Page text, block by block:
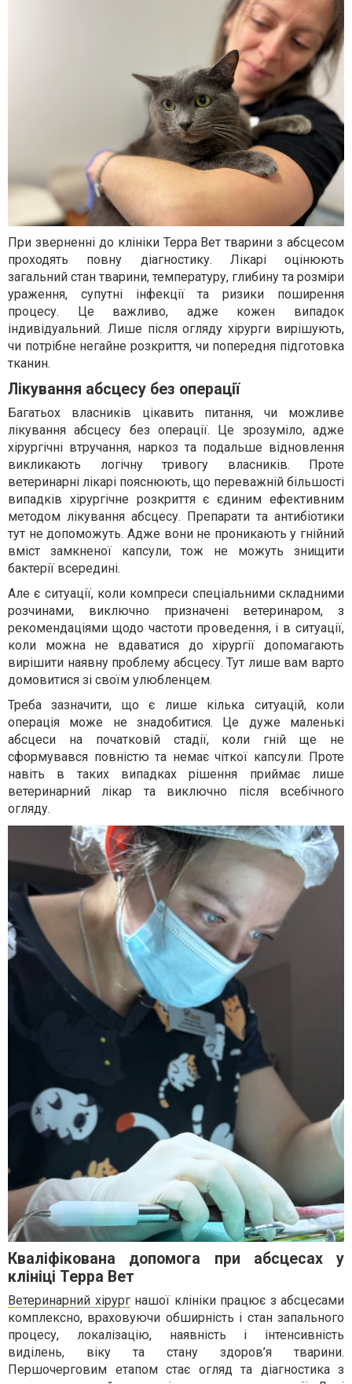
При зверненні до клініки Терра Вет тварини з абсцесом
проходять повну діагностику. Лікарі оцінюють
загальний стан тварини, температуру, глибину та розміри
ураження, супутні інфекції та ризики поширення
процесу. Це важливо, адже кожен випадок
індивідуальний. Лише після огляду хірурги вирішують,
чи потрібне негайне розкриття, чи попередня підготовка
тканин.
Лікування абсцесу без операції
Багатьох власників цікавить питання, чи можливе
лікування абсцесу без операції. Це зрозуміло, адже
хірургічні втручання, наркоз та подальше відновлення
викликають логічну тривогу власників. Проте
ветеринарні лікарі пояснюють, що переважній більшості
випадків хірургічне розкриття є єдиним ефективним
методом лікування абсцесу. Препарати та антибіотики
тут не допоможуть. Адже вони не проникають у гнійний
вміст замкненої капсули, тож не можуть знищити
бактерії всередині.
Але є ситуації, коли компреси спеціальними складними
розчинами, виключно призначені ветеринаром, з
рекомендаціями щодо частоти проведення, і в ситуації,
коли можна не вдаватися до хірургії допомагають
вирішити наявну проблему абсцесу. Тут лише вам варто
домовитися зі своїм улюбленцем.
Треба зазначити, що є лише кілька ситуацій, коли
операція може не знадобитися. Це дуже маленькі
абсцеси на початковій стадії, коли гній ще не
сформувався повністю та немає чіткої капсули. Проте
навіть в таких випадках рішення приймає лише
ветеринарний лікар та виключно після всебічного
огляду.
Кваліфікована допомога при абсцесах у
клініці Терра Вет
Ветеринарний хірургнашої клініки працює з абсцесами
комплексно, враховуючи обширність і стан запального
процесу, локалізацію, наявність і інтенсивність
виділень, віку та стану здоров’я тварини.
Першочерговим етапом стає огляд та діагностика з